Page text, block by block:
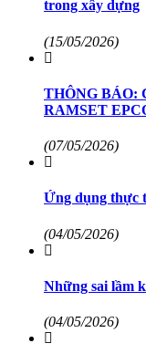
trong xây dựng
(15/05/2026)
THÔNG BÁO:
RAMSET
(07/05/2026)
Ứng dụng thực
(04/05/2026)
Những sai lầm
(04/05/2026)